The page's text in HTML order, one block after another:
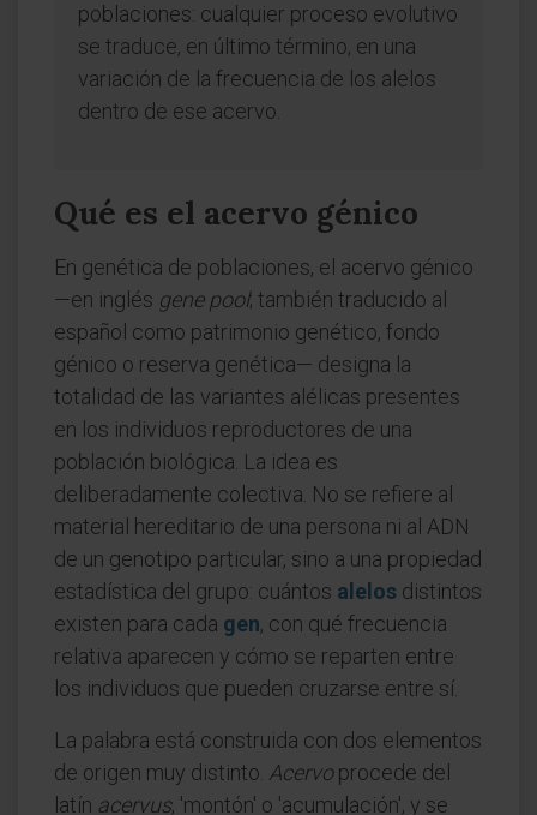
poblaciones: cualquier proceso evolutivo
se traduce, en último término, en una
variación de la frecuencia de los alelos
dentro de ese acervo.
Qué es el acervo génico
En genética de poblaciones, el acervo génico
—en inglés gene pool; también traducido al
español como patrimonio genético, fondo
génico o reserva genética— designa la
totalidad de las variantes alélicas presentes
en los individuos reproductores de una
población biológica. La idea es
deliberadamente colectiva. No se refiere al
material hereditario de una persona ni al ADN
de un genotipo particular, sino a una propiedad
estadística del grupo: cuántos alelos distintos
existen para cada gen, con qué frecuencia
relativa aparecen y cómo se reparten entre
los individuos que pueden cruzarse entre sí.
La palabra está construida con dos elementos
de origen muy distinto. Acervoprocede del
latín acervus, 'montón' o 'acumulación', y se